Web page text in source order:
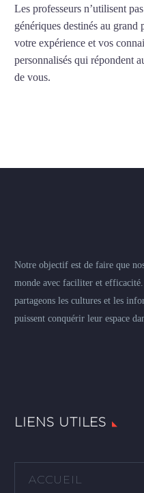
Les professeurs n’utilisent
génériques destinés au
votre expérience et vos
personnalisés qui répondent
de vous.
Notre objectif est de faire que
monde avec faciliter et
partageons les cultures et les
puissent conquérir leur espace
LIENS UTILES
ACCUEIL